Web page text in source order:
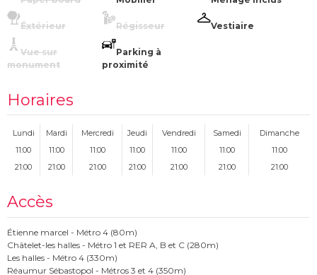
Éxtérieur Régisseur Vestiaire
Vue sur
monument
Parking à
proximité
Horaires
Lundi Mardi Mercredi Jeudi Vendredi Samedi
Dimanche
11:00
11:00 11:00 11:00 11:00 11:00
11:00
21:00
21:00 21:00 21:00 21:00 21:00 21:00
Accès
Étienne marcel - Métro 4 (80m)
Châtelet-les halles - Métro 1 et RER A, B et C (280m)
Les halles - Métro 4 (330m)
Réaumur Sébastopol - Métros 3 et 4 (350m)